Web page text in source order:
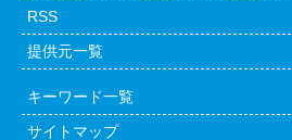
RSS
提供元一覧
キーワード一覧
サイトマップ